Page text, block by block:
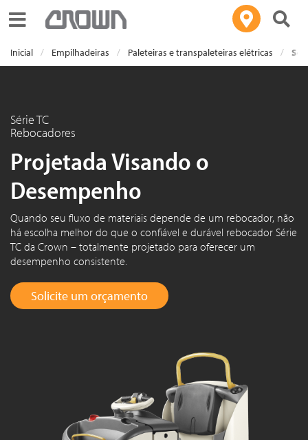
Toggle navigation
Inicial Empilhadeiras Paleteiras e transpaleteiras elétricas
Série TC
Rebocadores
Projetada Visando o
Desempenho
Quando seu fluxo de materiais depende de um rebocador, não
há escolha melhor do que o confiável e durável rebocador Série
TC da Crown – totalmente projetado para oferecer um
desempenho consistente.
Solicite um orçamento